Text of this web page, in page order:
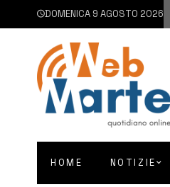
DOMENICA 9 AGOSTO 2026
HOME NOTIZIE